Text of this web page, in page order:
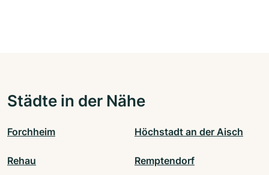
Städte in der Nähe
Forchheim Höchstadt an der Aisch
Rehau Remptendorf